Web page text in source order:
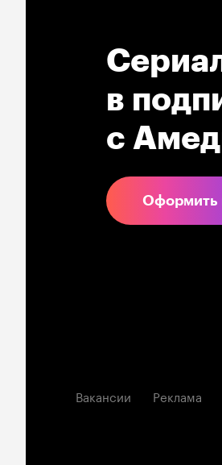
в
с
Оформить
Вакансии Реклама